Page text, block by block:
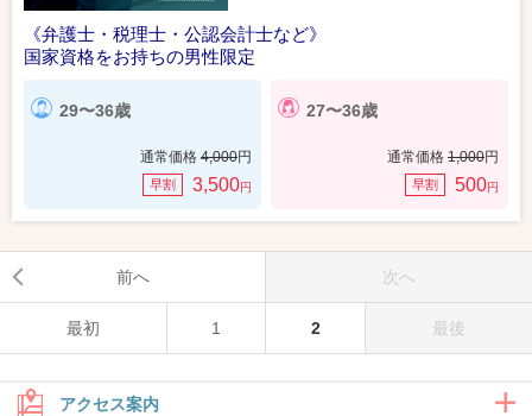
《弁護士・税理士・公認会計士など》
国家資格をお持ちの男性限定
29〜36歳
通常価格 4,000円
早割 3,500円
27〜36歳
通常価格 1,000円
早割 500円
前へ 次へ
最初 1 2 最後
アクセス案内